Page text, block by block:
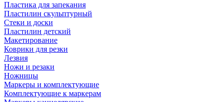
Пластика для запекания
Пластилин скульптурный
Стеки и доски
Пластилин детский
Макетирование
Коврики для резки
Лезвия
Ножи и резаки
Ножницы
Маркеры и комплектующие
Комплектующие к маркерам